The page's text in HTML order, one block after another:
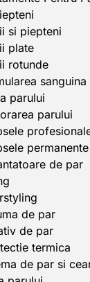
si piepteni
plate
rotunde
parului
parului
permanente
de par
de par
de par
termica
de par si